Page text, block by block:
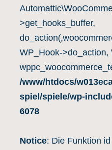
>get_hooks_buffer,
WP_Hook-
/www/htdocs/
spiel/spiele/wp-
6078
Notice: Die Funktion